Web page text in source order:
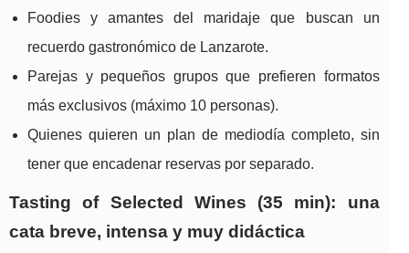
Foodies y amantes del maridaje que buscan un
recuerdo gastronómico de Lanzarote.
Parejas y pequeños grupos que prefieren formatos
más exclusivos (máximo 10 personas).
Quienes quieren un plan de mediodía completo, sin
tener que encadenar reservas por separado.
Tasting of Selected Wines (35 min): una
cata breve, intensa y muy didáctica